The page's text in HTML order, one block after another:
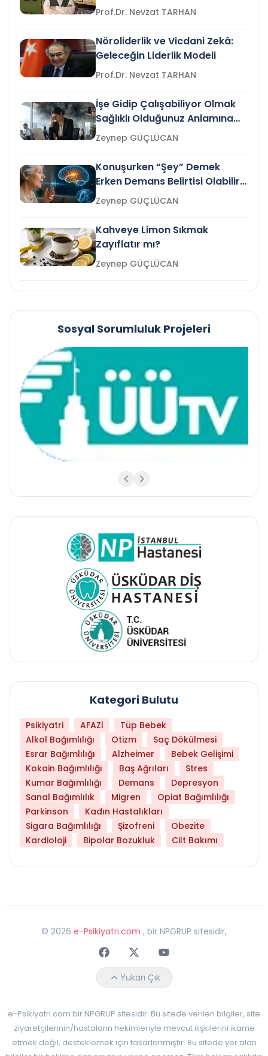
Prof.Dr. Nevzat TARHAN
Nöroliderlik ve Vicdani Zekâ:
Geleceğin Liderlik Modeli
Prof.Dr. Nevzat TARHAN
İşe Gidip Çalışabiliyor Olmak
Sağlıklı Olduğunuz Anlamına
Gelir mi?Zeynep GÜÇLÜCAN
Konuşurken “Şey” Demek
Erken Demans Belirtisi Olabilir
mi?
Zeynep GÜÇLÜCAN
Kahveye Limon Sıkmak
Zayıflatır mı?
Zeynep GÜÇLÜCAN
Sosyal Sorumluluk Projeleri
Kategori Bulutu
Psikiyatri AFAZİ
Tüp Bebek
Alkol Bağımlılığı
Otizm
Saç Dökülmesi
Esrar Bağımlılığı
Alzheimer
Bebek Gelişimi
Kokain Bağımlılığı
Baş Ağrıları
Stres
Kumar Bağımlılığı
Demans
Depresyon
Sanal Bağımlılık
Migren
Opiat Bağımlılığı
Parkinson
Kadın Hastalıkları
Sigara Bağımlılığı
Şizofreni
Obezite
Kardioloji
Bipolar Bozukluk Cilt Bakımı
© 2026 e-Psikiyatri.com , bir NPGRUP sitesidir,
FaceebokTwitterYoutube
Yukarı Çık
e-Psikiyatri.com bir NPGRUP sitesidir. Bu sitede verilen bilgiler, site
ziyaretçilerinin/hastaların hekimleriyle mevcut ilişkilerini ikame
etmek değil, desteklemek için tasarlanmıştır. Bu sitede yer alan